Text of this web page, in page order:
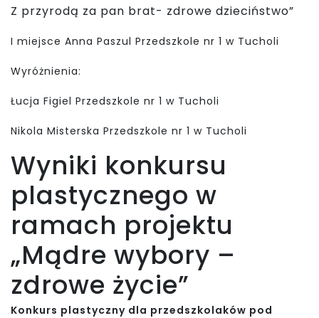
Z przyrodą za pan brat- zdrowe dzieciństwo”
I miejsce Anna Paszul Przedszkole nr 1 w Tucholi
Wyróżnienia:
Łucja Figiel Przedszkole nr 1 w Tucholi
Nikola Misterska Przedszkole nr 1 w Tucholi
Wyniki konkursu
plastycznego w
ramach projektu
„Mądre wybory –
zdrowe życie”
Konkurs plastyczny dla przedszkolaków pod